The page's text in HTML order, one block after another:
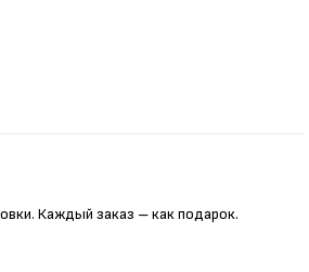
Каждый заказ – как подарок.